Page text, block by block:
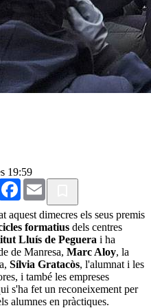
19:59
Facebook
Email
aquest dimecres els seus premis
formatius dels centres
Lluís de Peguera i ha
de Manresa, Marc Aloy, la
Sílvia Gratacòs, l'alumnat i les
i també les empreses
s'ha fet un reconeixement per
alumnes en pràctiques.